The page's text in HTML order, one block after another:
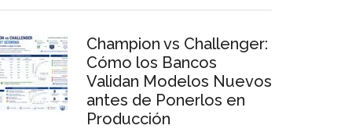
Champion vs Challenger:
Cómo los Bancos
Validan Modelos Nuevos
antes de Ponerlos en
Producción